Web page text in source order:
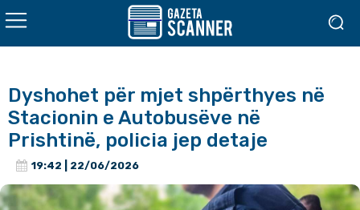
Dyshohet për mjet shpërthyes në
Stacionin e Autobusëve në
Prishtinë, policia jep detaje
19:42 | 22/06/2026